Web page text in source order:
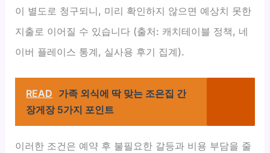
이 별도로 청구되니, 미리 확인하지 않으면 예상치 못한
지출로 이어질 수 있습니다 (출처: 캐치테이블 정책, 네
이버 플레이스 통계, 실사용 후기 집계).
READ 가족 외식에 딱 맞는 조은집 간
장게장 5가지 포인트
이러한 조건은 예약 후 불필요한 갈등과 비용 부담을 줄